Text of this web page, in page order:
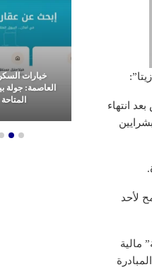
انتهاء
لأحد
مالية
للتطوير
خيارات
العاصمة: جولة
المتاحة